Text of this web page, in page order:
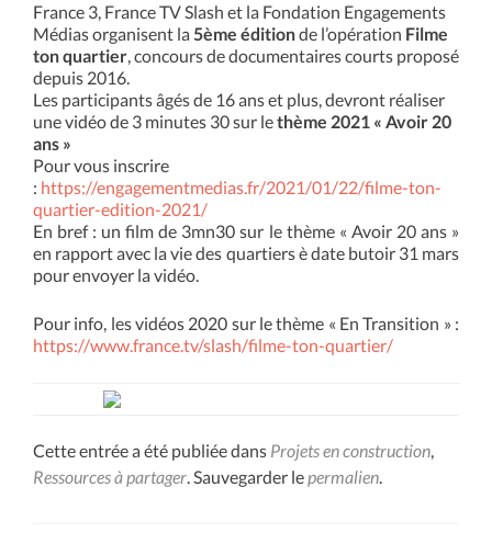
France 3, France TV Slash et la Fondation Engagements
Médias organisent la5ème éditionde l’opération Filme
ton quartier, concours de documentaires courts proposé
depuis 2016.
Les participants âgés de 16 ans et plus, devront réaliser
une vidéo de 3 minutes 30 sur lethème 2021 « Avoir 20
ans »
Pour vous inscrire
: https://engagementmedias.fr/2021/01/22/filme-ton-
quartier-edition-2021/
En bref : un film de 3mn30 sur le thème « Avoir 20 ans »
en rapport avec la vie des quartiers è date butoir 31 mars
pour envoyer la vidéo.
Pour info, les vidéos 2020 sur le thème « En Transition » :
https://www.france.tv/slash/filme-ton-quartier/
Cette entrée a été publiée dans Projets en construction,
Ressources à partager. Sauvegarder lepermalien.